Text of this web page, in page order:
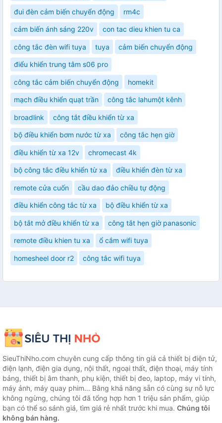
đui đèn cảm biến chuyển động rm4c
cảm biến ánh sáng 220v con tac dieu khien tu ca
công tắc đèn wifi tuya tuya cảm biến chuyển động
điểu khiển trung tâm s06 pro
công tắc cảm biến chuyển động homekit
mạch điều khiển quạt trần công tắc lahumột kênh
broadlink công tắt điều khiển từ xa
bộ điều khiển bơm nước từ xa công tắc hẹn giờ
điều khiển từ xa 12v chromecast 4k
bộ công tắc điều khiển từ xa điều khiển đèn từ xa
remote cửa cuốn cầu dao đảo chiều tự động
điều khiển công tắc từ xa bộ điều khiển từ xa
bộ tắt mở điều khiển từ xa công tắt hẹn giờ panasonic
remote điều khien tu xa ổ cắm wifi tuya
homesheel door r2 công tắc wifi tuya
SieuThiNho.com chuyên cung cấp thông tin giá cả thiết bị điện tử,
điện lạnh, điện gia dụng, nội thất, ngoại thất, điện thoại, máy tính
bảng, thiết bị âm thanh, phụ kiện, thiết bị đeo, laptop, máy vi tính,
máy ảnh, máy quay phim... Bằng khả năng sẵn có cùng sự nỗ lực
không ngừng, chúng tôi đã tổng hợp hơn 1 triệu sản phẩm, giúp
bạn có thể so sánh giá, tìm giá rẻ nhất trước khi mua. Chúng tôi
không bán hàng.